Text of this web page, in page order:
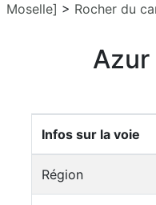
Moselle] > Rocher du
Infos sur la voie
Région